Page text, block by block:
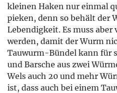
kleinen Haken nur einmal
pieken, denn so behält der
Lebendigkeit. Es muss
werden, damit der Wurm
Tauwurm-Bündel kann für
und Barsche aus zwei
Wels auch 20 und mehr
ist, dass auch bei einem